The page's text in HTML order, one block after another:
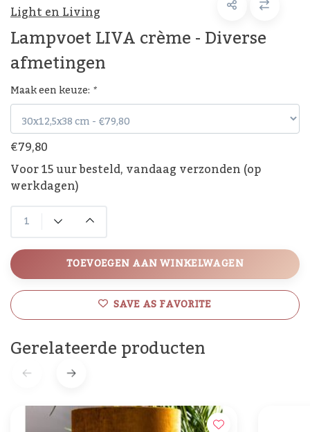
Light en Living
Lampvoet LIVA crème - Diverse
afmetingen
Maak een keuze: *
€79,80
Voor 15 uur besteld, vandaag verzonden (op
werkdagen)
TOEVOEGEN AAN WINKELWAGEN
SAVE AS FAVORITE
Gerelateerde producten